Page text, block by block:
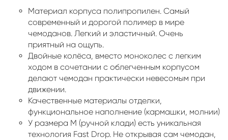
Материал корпуса полипропилен. Самый
современный и дорогой полимер в мире
чемоданов. Легкий и эластичный. Очень
приятный на ощупь.
Двойные колёса, вместо моноколес с легким
ходом в сочетании с облегченным корпусом
делают чемодан практически невесомым при
движении.
Качественные материалы отделки,
функциональное наполнение (кармашки, молнии)
У размера М (ручной клади) есть уникальная
технология Fast Drop. Не открывая сам чемодан,